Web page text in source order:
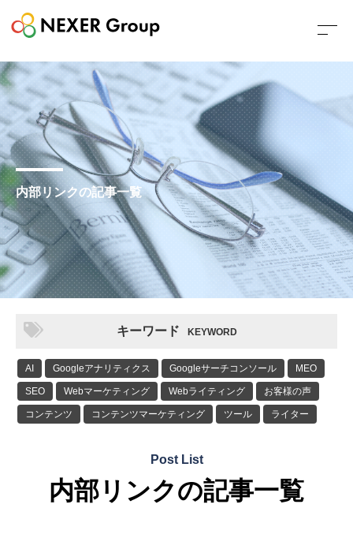
内部リンクの記事一覧
キーワード KEYWORD
AI Googleアナリティクス Googleサーチコンソール MEO
SEO Webマーケティング Webライティング お客様の声
コンテンツ コンテンツマーケティング ツール ライター
Post List
内部リンクの記事一覧